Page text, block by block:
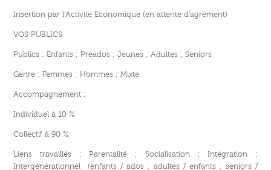
Insertion par l’Activité Economique (en attente d’agrément)
VOS PUBLICS
Publics : Enfants ; Préados ; Jeunes ; Adultes ; Seniors
Genre : Femmes ; Hommes ; Mixte
Accompagnement :
Individuel à 10 %
Collectif à 90 %
Liens travaillés : Parentalité ; Socialisation ; Intégration ;
Intergénérationnel (enfants / ados ; adultes / enfants ; seniors /